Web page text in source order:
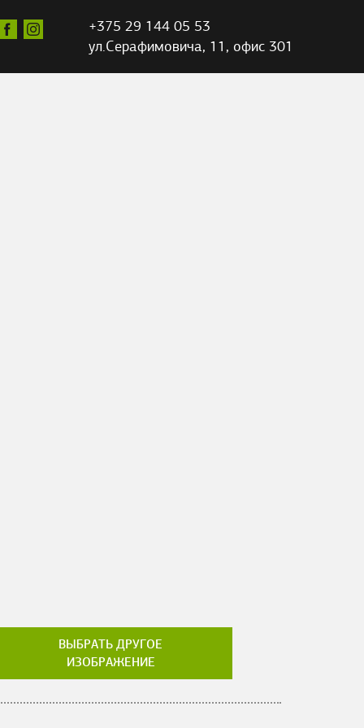
+375 29 144 05 53
ул.Серафимовича, 11, офис 301
ВЫБРАТЬ ДРУГОЕ
ИЗОБРАЖЕНИЕ